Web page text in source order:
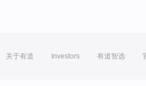
关于有道 Investors 有道智选